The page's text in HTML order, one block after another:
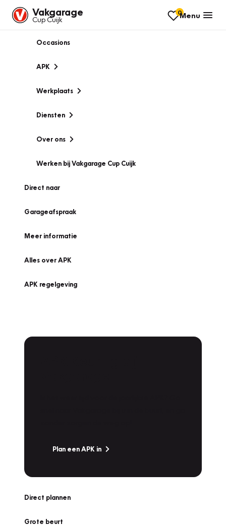
Vakgarage
Cup Cuijk
0Menu
Occasions
APK
Werkplaats
Diensten
Over ons
Werken bij Vakgarage Cup Cuijk
Direct naar
Garageafspraak
Meer informatie
Alles over APK
APK regelgeving
Plan een APK in
Direct plannen
Grote beurt